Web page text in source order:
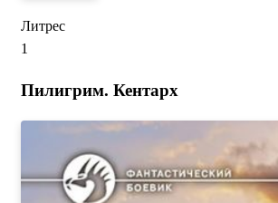
Литрес
1
Пилигрим. Кентарх